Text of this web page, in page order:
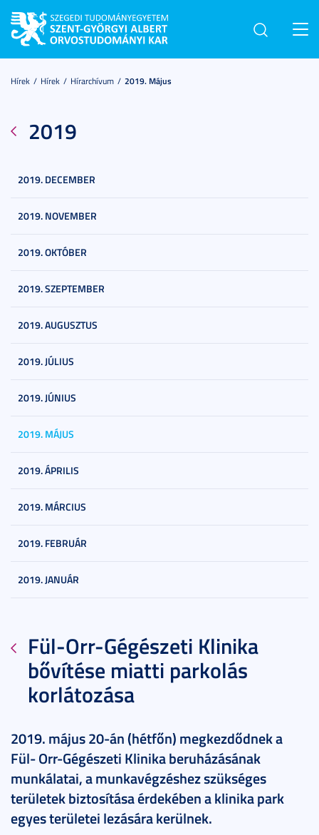
Hírek Hírek Hírarchívum 2019. Május
2019
2019. DECEMBER
2019. NOVEMBER
2019. OKTÓBER
2019. SZEPTEMBER
2019. AUGUSZTUS
2019. JÚLIUS
2019. JÚNIUS
2019. MÁJUS
2019. ÁPRILIS
2019. MÁRCIUS
2019. FEBRUÁR
2019. JANUÁR
Fül-Orr-Gégészeti Klinika
bővítése miatti parkolás
korlátozása
2019. május 20-án (hétfőn) megkezdődnek a
Fül- Orr-Gégészeti Klinika beruházásának
munkálatai, a munkavégzéshez szükséges
területek biztosítása érdekében a klinika park
egyes területei lezására kerülnek.